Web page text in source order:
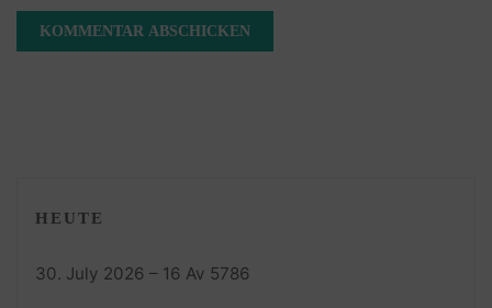
HEUTE
30. July 2026 – 16 Av 5786